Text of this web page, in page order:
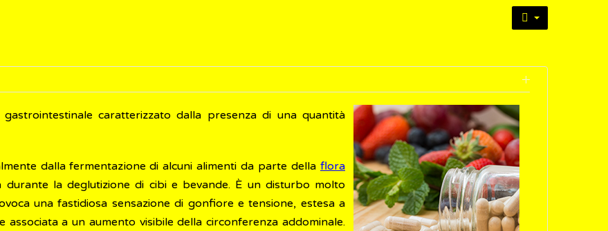
caratterizzato dalla presenza di una quantità
dalla fermentazione di alcuni alimenti da parte della flora
durante la deglutizione di cibi e bevande. È un disturbo molto
una fastidiosa sensazione di gonfiore e tensione, estesa a
a un aumento visibile della circonferenza addominale.